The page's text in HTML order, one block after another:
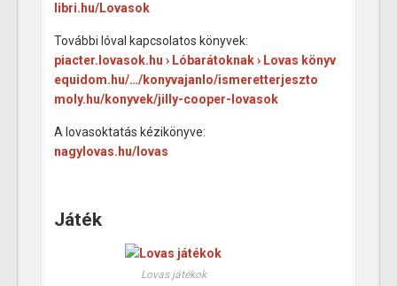
libri.hu/Lovasok
További lóval kapcsolatos könyvek:
piacter.lovasok.hu › Lóbarátoknak › Lovas könyv
equidom.hu/…/konyvajanlo/ismeretterjeszto
moly.hu/konyvek/jilly-cooper-lovasok
A lovasoktatás kézikönyve:
nagylovas.hu/lovas
Játék
Lovas játékok